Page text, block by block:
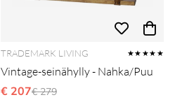
TRADEMARK LIVING ★★★★★
Vintage-seinähylly - Nahka/Puu
€ 207Normaali hinta
€ 279